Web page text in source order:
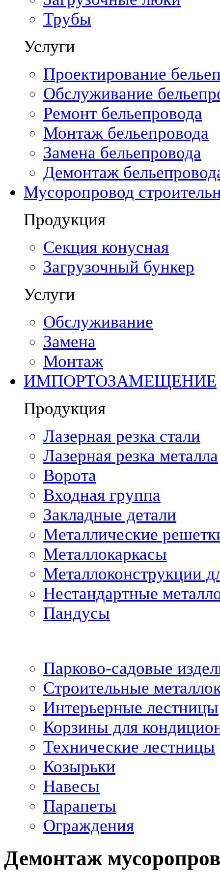
Трубы
Услуги
Проектирование
Обслуживание
Ремонт бельепровода
Монтаж бельепровода
Замена бельепровода
Демонтаж
Мусоропровод
Продукция
Секция конусная
Загрузочный бункер
Услуги
Обслуживание
Замена
Монтаж
ИМПОРТОЗАМЕЩЕНИЕ
Продукция
Лазерная резка стали
Лазерная резка металла
Ворота
Входная группа
Закладные детали
Металлические
Металлокаркасы
Металлоконструкции
Нестандартные
Пандусы
Парково-садовые
Строительные
Интерьерные лестницы
Корзины для
Технические лестницы
Козырьки
Навесы
Парапеты
Ограждения
Демонтаж